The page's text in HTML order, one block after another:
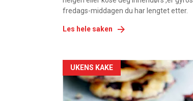
fredags-middagen du har lengtet etter.
Les hele saken
Artikler
detail
UKENS KAKE